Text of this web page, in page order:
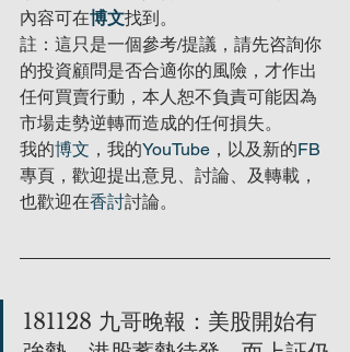
內容可在博文找到。
註：這只是一個參考/提議，請先咨詢你
的投資顧問是否合適你的風險，才作出
任何買賣行動，本人恕不負責可能因為
市場走勢逆轉而造成的任何損失。
我的博文 ，我的YouTube ，以及新的FB
專頁，歡迎提出意見、討論、及轉載，
也歡迎在香討討論。
181128 九哥晚報：美股開始有